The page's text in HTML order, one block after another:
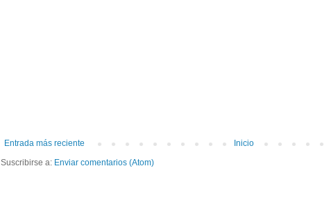
Entrada más reciente
Inicio
Suscribirse a: Enviar comentarios (Atom)